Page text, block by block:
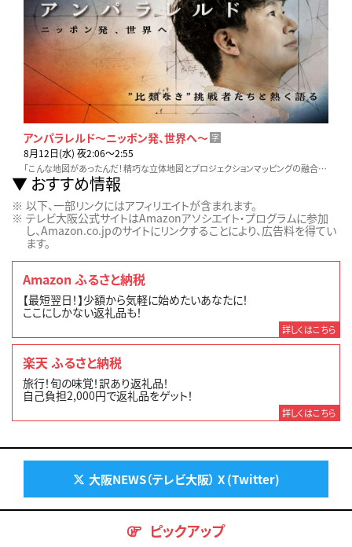
アンパラレルド～ニッポン発、世界へ～ 字
8月12日(水) 夜2:06〜2:55
「こんな地図があったんだ！精巧な立体地図とプロジェクションマッピングの融合！」常識を超え続ける挑戦者たちと若林による熱い対話をお届けします。
おすすめ情報
以下、一部リンクにはアフィリエイトが含まれます。
テレビ大阪公式サイトはAmazonアソシエイト・プログラムに参加
し、Amazon.co.jpのサイトにリンクすることにより、広告料を得てい
ます。
Amazon ふるさと納税
【最短翌日！】少額から気軽に始めたいあなたに！
ここにしかない返礼品も！
詳しくはこちら
楽天 ふるさと納税
旅行！旬の味覚！訳あり返礼品！
自己負担2,000円で返礼品をゲット！
詳しくはこちら
大阪NEWS（テレビ大阪） X (Twitter)
ピックアップ